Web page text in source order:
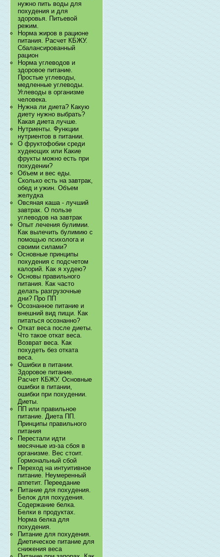
нужно пить воды для
похудения и для
здоровья. Питьевой
режим.
Норма жиров в рационе
питания. Расчет КБЖУ.
Сбалансированный
рацион
Норма углеводов и
здоровое питание.
Простые углеводы,
медленные углеводы.
Углеводы в организме
человека.
Нужна ли диета? Какую
диету нужно выбрать?
Какая диета лучше.
Нутриенты. Функции
нутриентов в питании.
О фруктофобии среди
худеющих или Какие
фрукты можно есть при
похудении?
Объем и вес еды.
Сколько есть на завтрак,
обед и ужин. Объем
желудка
Овсяная каша - лучший
завтрак. О пользе
углеводов на завтрак
Опыт лечения булимии.
Как вылечить булимию с
помощью психолога и
своими силами?
Основные принципы
похудения с подсчетом
калорий. Как я худею?
Основы правильного
питания. Как часто
делать разгрузочные
дни? Про ПП
Осознанное питание и
внешний вид пищи. Как
питаться осознанно?
Откат веса после диеты.
Что такое откат веса.
Возврат веса. Как
похудеть без отката
веса.
Ошибки в питании.
Здоровое питание.
Расчет КБЖУ. Основные
ошибки в питании,
ошибки при похудении.
Диеты.
ПП или правильное
питание. Диета ПП.
Принципы правильного
питания
Перестали идти
месячные из-за сбоя в
организме. Вес стоит.
Гормональный сбой
Переход на интуитивное
питание. Неумеренный
аппетит. Переедание
Питание для похудения.
Белок для похудения.
Содержание белка.
Белки в продуктах.
Норма белка для
похудения.
Питание для похудения.
Диетическое питание для
снижения веса